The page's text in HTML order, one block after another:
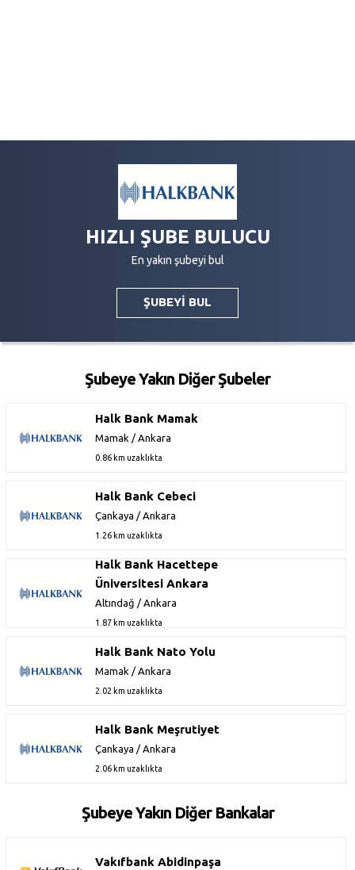
HIZLI ŞUBE BULUCU
En yakın şubeyi bul
ŞUBEYİ BUL
Şubeye Yakın Diğer Şubeler
Halk Bank Mamak
Mamak / Ankara
0.86 km uzaklıkta
Halk Bank Cebeci
Çankaya / Ankara
1.26 km uzaklıkta
Halk Bank Hacettepe
Üniversitesi Ankara
Altındağ / Ankara
1.87 km uzaklıkta
Halk Bank Nato Yolu
Mamak / Ankara
2.02 km uzaklıkta
Halk Bank Meşrutiyet
Çankaya / Ankara
2.06 km uzaklıkta
Şubeye Yakın Diğer Bankalar
Vakıfbank Abidinpaşa